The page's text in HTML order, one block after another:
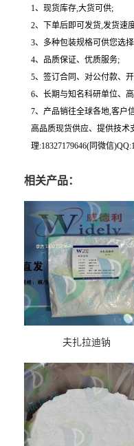
1、现货库存,大货可供;
2、下单后即可发货,发货速
3、多种包装规格可供您选
4、品质保证、优质服务;
5、签订合同、对公付款、
6、长期与知名科研单位、
7、产品销往全球各地,客户
高品质现货供应、提供技术
理:18327179646(同微信
相关产品：
夫扎拉迪钠